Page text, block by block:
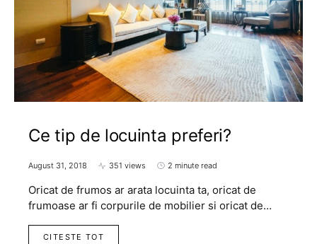
Ce tip de locuinta preferi?
August 31, 2018 351 views 2 minute read
Oricat de frumos ar arata locuinta ta, oricat de
frumoase ar fi corpurile de mobilier si oricat de…
CITESTE TOT